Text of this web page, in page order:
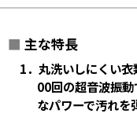
■ 主な特長
1．丸洗いしにくい
00回の超音波振
なパワーで汚れを